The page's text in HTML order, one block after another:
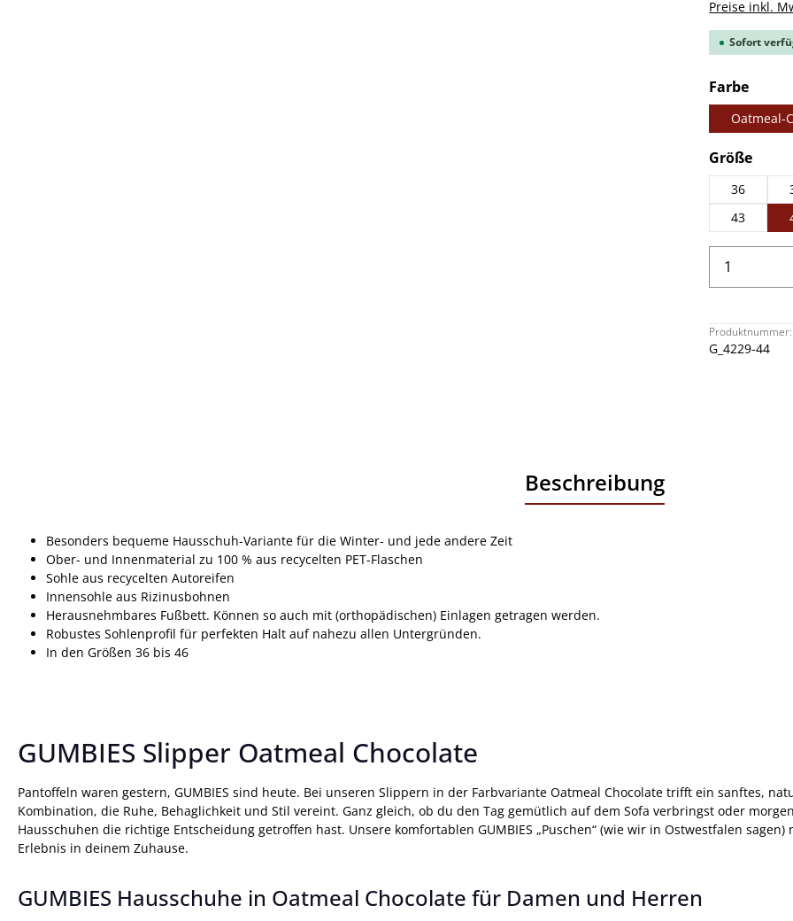
Preise inkl.
Sofort
Farbe
Oatmeal-
Größe
36
43
Produktnummer:
G_4229-44
Beschreibung
Besonders bequeme Hausschuh-Variante für die Winter- und jede andere Zeit
Ober- und Innenmaterial zu 100 % aus recycelten PET-Flaschen
Sohle aus recycelten Autoreifen
Innensohle aus Rizinusbohnen
Herausnehmbares Fußbett. Können so auch mit (orthopädischen) Einlagen getragen werden.
Robustes Sohlenprofil für perfekten Halt auf nahezu allen Untergründen.
In den Größen 36 bis 46
GUMBIES Slipper Oatmeal Chocolate
Pantoffeln waren gestern, GUMBIES sind heute. Bei unseren Slippern in der Farbvariante Oatmeal Chocolate trifft ein sanftes,
Kombination, die Ruhe, Behaglichkeit und Stil vereint. Ganz gleich, ob du den Tag gemütlich auf dem Sofa verbringst oder
Hausschuhen die richtige Entscheidung getroffen hast. Unsere komfortablen GUMBIES „Puschen“ (wie wir in Ostwestfalen
Erlebnis in deinem Zuhause.
GUMBIES Hausschuhe in Oatmeal Chocolate für Damen und Herren